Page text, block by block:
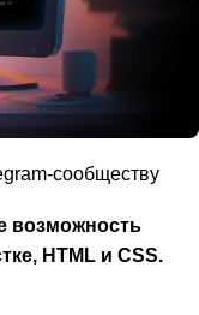
сообществу
возможность
HTML и CSS.